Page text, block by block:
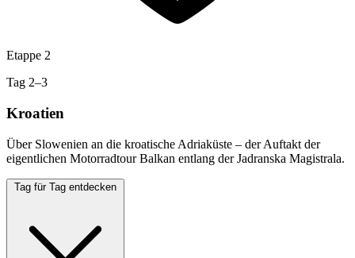
Etappe 2
Tag 2–3
Kroatien
Über Slowenien an die kroatische Adriaküste – der Auftakt der
eigentlichen Motorradtour Balkan entlang der Jadranska Magistrala.
Tag für Tag entdecken